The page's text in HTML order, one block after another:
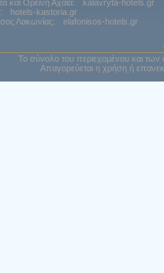
και Ορεινή Αχαϊα:
kalavryta-hotels.gr
hotels-kastoria.gr
Λακωνίας:
elafonisos-hotels.gr
Το σύνολο του περιεχομένου και των
Απαγορεύεται η χρήση ή